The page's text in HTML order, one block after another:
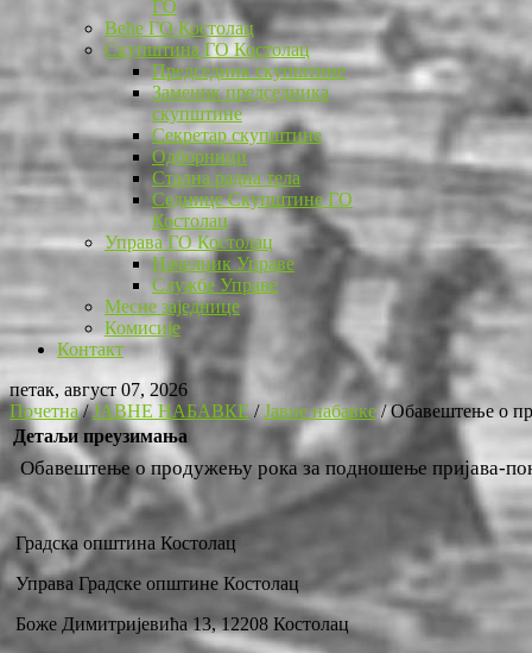
ГО
Веће ГО Костолац
Скупштина ГО Костолац
Председник скупштине
Заменик председника
скупштине
Секретар скупштине
Одборници
Стална радна тела
Седнице Скупштине ГО
Костолац
Управа ГО Костолац
Начелник Управе
Службе Управе
Месне заједнице
Комисије
Контакт
петак, август 07, 2026
Почетна/ЈАВНЕ НАБАВКЕ/Јавне набавке/Обавештење о
Детаљи преузимања
Обавештење о продужењу рока за подношење пријава-
Градска општина Костолац
Управа Градске општине Костолац
Боже Димитријевића 13, 12208 Костолац